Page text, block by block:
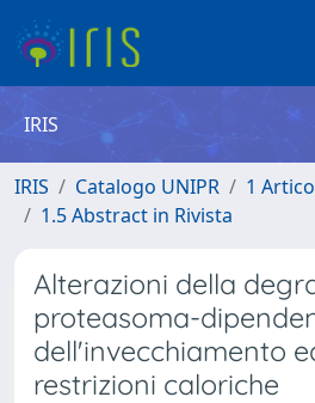
IRIS
IRIS Catalogo UNIPR
1
1.5 Abstract in Rivista
Alterazioni della
proteasoma-
dell'invecchiamento
restrizioni caloriche